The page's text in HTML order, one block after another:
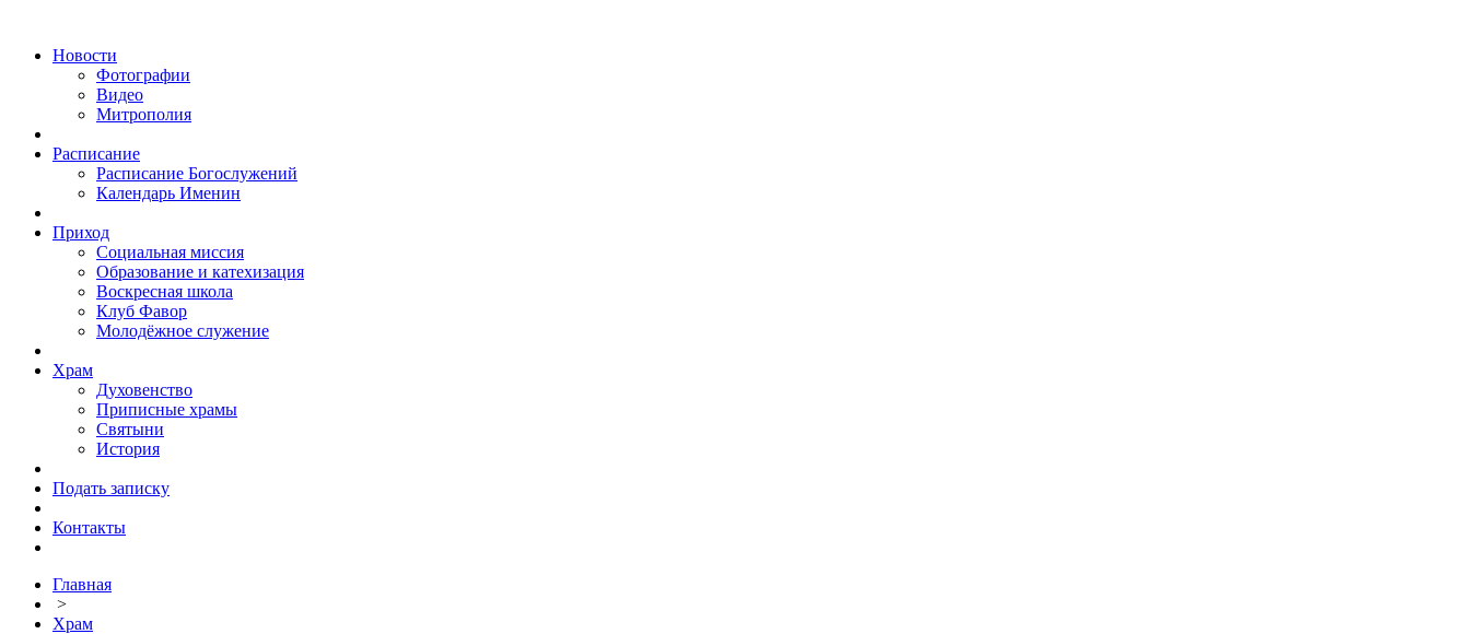
Новости
Фотографии
Видео
Митрополия
Расписание
Расписание Богослужений
Календарь Именин
Приход
Социальная миссия
Образование и катехизация
Воскресная школа
Клуб Фавор
Молодёжное служение
Храм
Духовенство
Приписные храмы
Святыни
История
Подать записку
Контакты
Главная
>
Храм